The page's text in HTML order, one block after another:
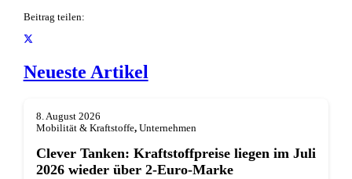
Beitrag teilen:
Neueste Artikel
8. August 2026
Mobilität & Kraftstoffe, Unternehmen
Clever Tanken: Kraftstoffpreise liegen im Juli
2026 wieder über 2-Euro-Marke